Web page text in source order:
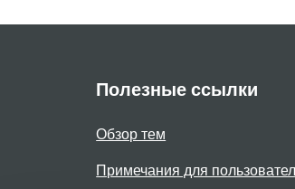
Полезные ссылки
Обзор тем
Примечания для